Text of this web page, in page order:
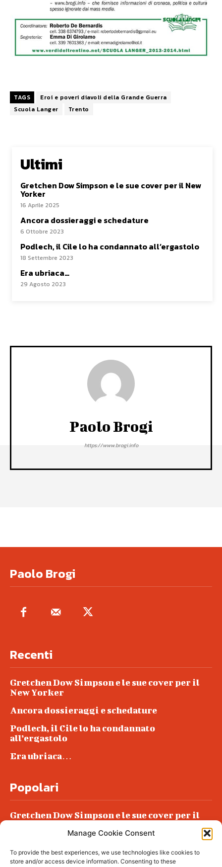
Manage Cookie Consent
To provide the best experiences, we use technologies like cookies to
store and/or access device information. Consenting to these
TAGS
Eroi e poveri diavoli della Grande Guerra
Scuola Langer
Trento
Ultimi
Gretchen Dow Simpson e le sue cover per il New
Yorker
16 Aprile 2025
Ancora dossieraggi e schedature
6 Ottobre 2023
Podlech, il Cile lo ha condannato all’ergastolo
18 Settembre 2023
Era ubriaca…
29 Agosto 2023
Paolo Brogi
https://www.brogi.info
Paolo Brogi
Recenti
Gretchen Dow Simpson e le sue cover per il
New Yorker
Ancora dossieraggi e schedature
Podlech, il Cile lo ha condannato
all’ergastolo
Era ubriaca…
Popolari
Gretchen Dow Simpson e le sue cover per il
Podlech, il Cile lo ha condannato